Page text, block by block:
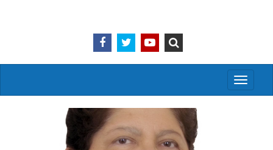
Activar/
menú